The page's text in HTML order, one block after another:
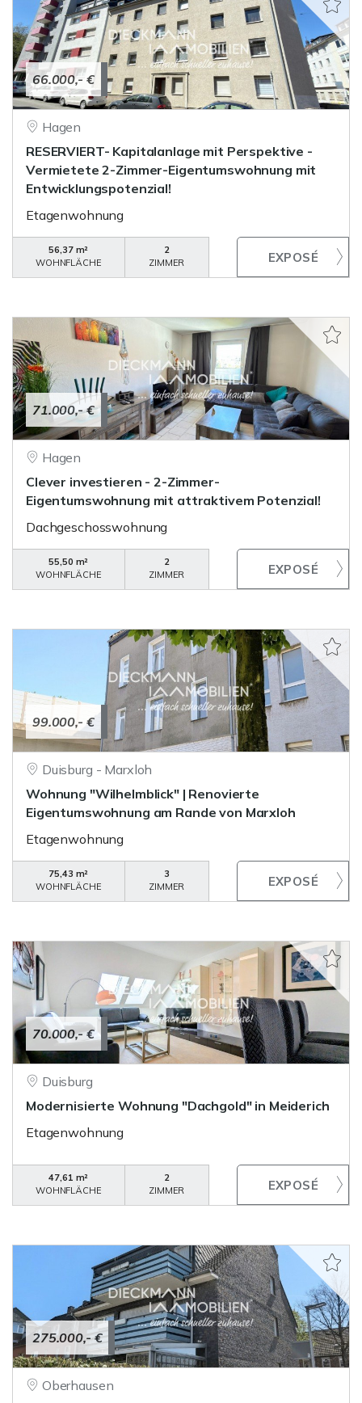
66.000,- €
Hagen
RESERVIERT- Kapitalanlage mit Perspektive -
Vermietete 2-Zimmer-Eigentumswohnung mit
Entwicklungspotenzial!
Etagenwohnung
56,37 m²
WOHNFLÄCHE
2
ZIMMER
71.000,- €
Hagen
Clever investieren - 2-Zimmer-
Eigentumswohnung mit attraktivem Potenzial!
Dachgeschosswohnung
55,50 m²
WOHNFLÄCHE
2
ZIMMER
99.000,- €
Duisburg - Marxloh
Wohnung "Wilhelmblick" | Renovierte
Eigentumswohnung am Rande von Marxloh
Etagenwohnung
75,43 m²
WOHNFLÄCHE
3
ZIMMER
70.000,- €
Duisburg
Modernisierte Wohnung "Dachgold" in Meiderich
Etagenwohnung
47,61 m²
WOHNFLÄCHE
2
ZIMMER
275.000,- €
Oberhausen